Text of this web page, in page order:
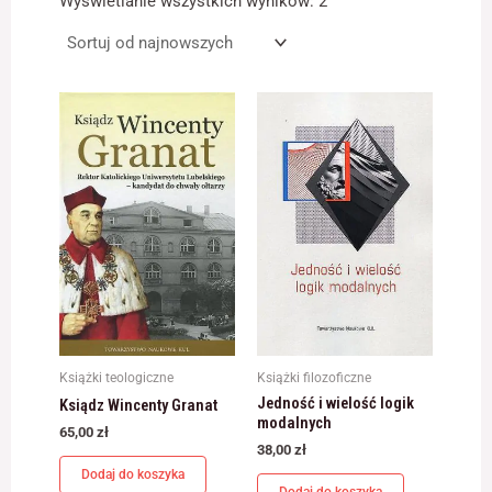
Książki teologiczne
Ksiądz Wincenty Granat
65,00 zł
Dodaj do koszyka
Książki filozoficzne
Jedność i wielość logik
modalnych
38,00 zł
Konieczne
Te pliki cookie
nie są
opcjonalne. Są
one potrzebne
do
funkcjonowania
strony
internetowej.
Statystyka
poprawić
funkcjonalność
i strukturę
strony
internetowej,
tego, jak strona